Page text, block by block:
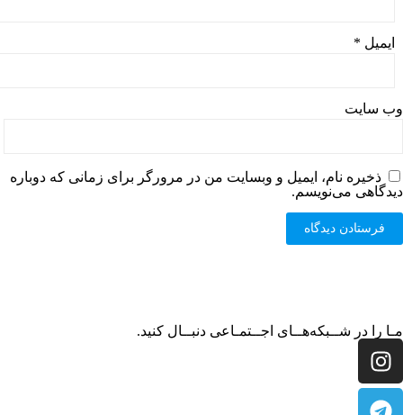
ایمیل *
وب‌ سایت
ذخیره نام، ایمیل و وبسایت من در مرورگر برای زمانی که دوباره
دیدگاهی می‌نویسم.
مـا را در شــبکه‌هــای اجــتمـاعی دنبــال کنید.